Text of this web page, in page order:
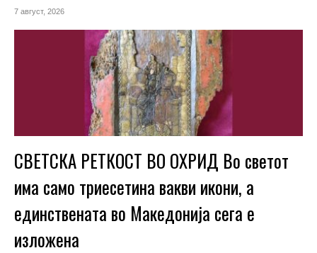
7 август, 2026
СВЕТСКА РЕТКОСТ ВО ОХРИД Во светот
има само триесетина вакви икони, а
единствената во Македонија сега е
изложена